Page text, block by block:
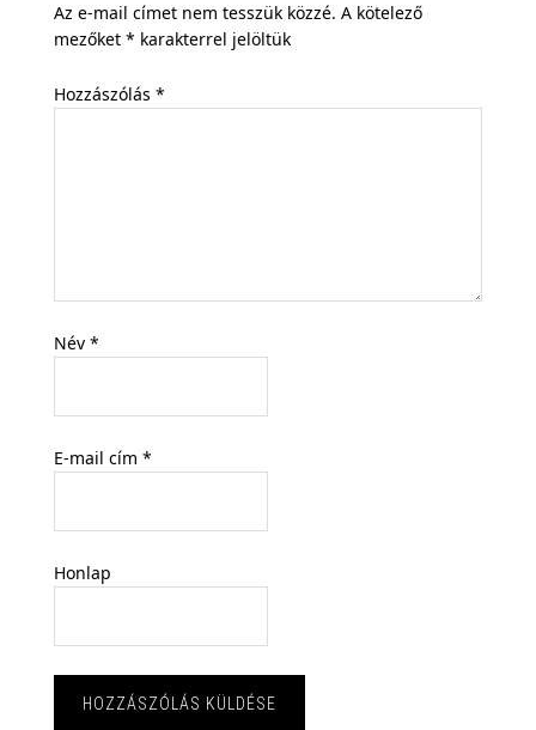
Az e-mail címet nem tesszük közzé. A kötelező
mezőket * karakterrel jelöltük
Hozzászólás *
Név *
E-mail cím *
Honlap